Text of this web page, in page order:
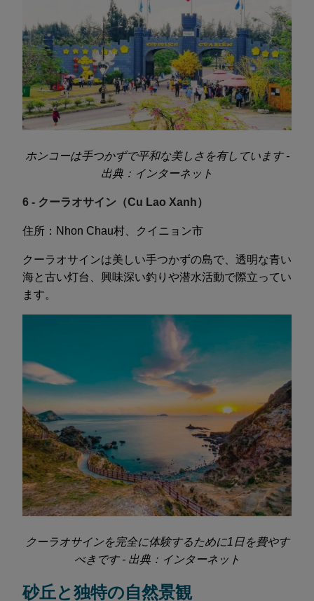
ホンコーは手つかずで平和な美しさを有しています -
出典：インターネット
6 - クーラオサイン（Cu Lao Xanh）
住所：Nhon Chau村、クイニョン市
クーラオサインは美しい手つかずの島で、透明な青い
海と古い灯台、興味深い釣りや潜水活動で際立ってい
ます。
クーラオサインを完全に体験するために1日を費やす
べきです - 出典：インターネット
砂丘と独特の自然景観